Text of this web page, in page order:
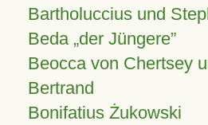
Bartholuccius und
Beda „der Jüngere”
Beocca von Chertsey
Bertrand
Bonifatius Żukowski